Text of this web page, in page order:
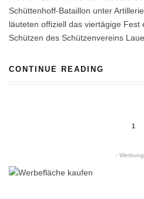
Schüttenhoff-Bataillon unter
läuteten offiziell das viertägige Fest
Schützen des Schützenvereins
CONTINUE READING
1
-